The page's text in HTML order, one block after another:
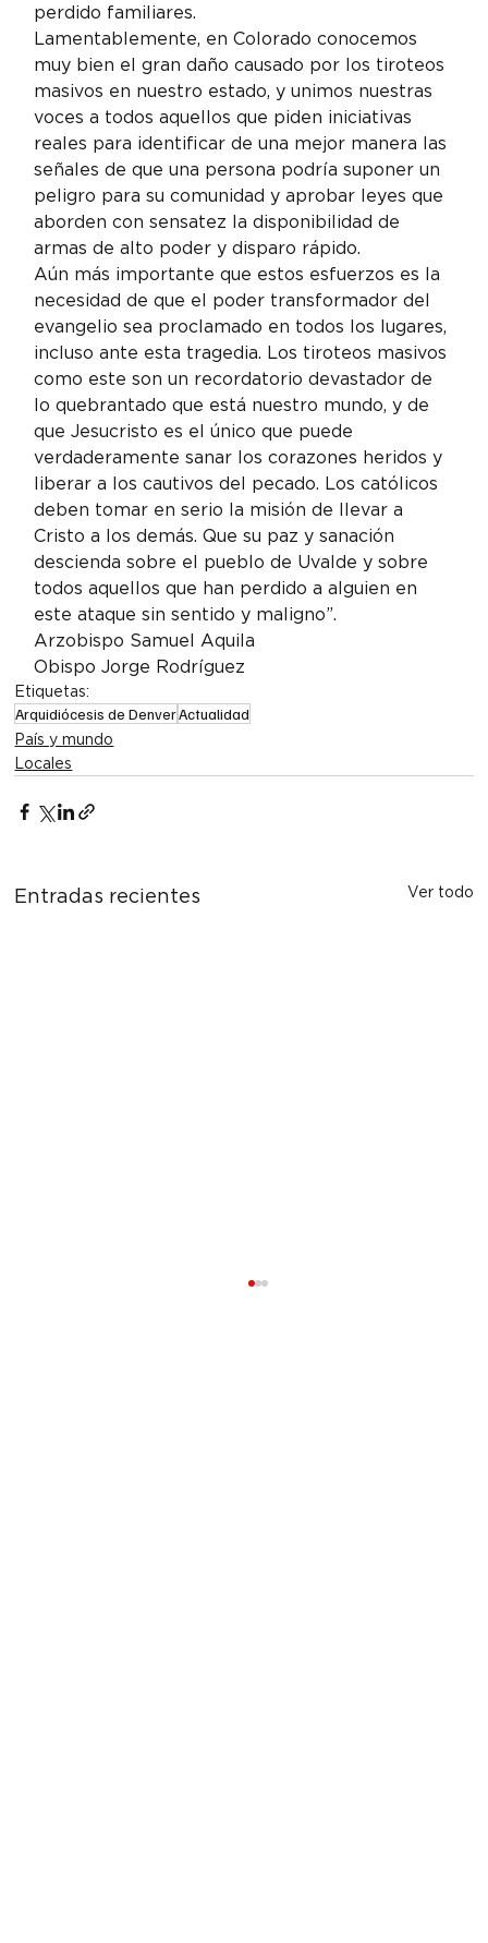
perdido familiares.
Lamentablemente, en Colorado conocemos
muy bien el gran daño causado por los tiroteos
masivos en nuestro estado, y unimos nuestras
voces a todos aquellos que piden iniciativas
reales para identificar de una mejor manera las
señales de que una persona podría suponer un
peligro para su comunidad y aprobar leyes que
aborden con sensatez la disponibilidad de
armas de alto poder y disparo rápido.
Aún más importante que estos esfuerzos es la
necesidad de que el poder transformador del
evangelio sea proclamado en todos los lugares,
incluso ante esta tragedia. Los tiroteos masivos
como este son un recordatorio devastador de
lo quebrantado que está nuestro mundo, y de
que Jesucristo es el único que puede
verdaderamente sanar los corazones heridos y
liberar a los cautivos del pecado. Los católicos
deben tomar en serio la misión de llevar a
Cristo a los demás. Que su paz y sanación
descienda sobre el pueblo de Uvalde y sobre
todos aquellos que han perdido a alguien en
este ataque sin sentido y maligno”.
Arzobispo Samuel Aquila
Obispo Jorge Rodríguez
Etiquetas:
Arquidiócesis de DenverActualidad
País y mundo
Locales
Entradas recientes Ver todo